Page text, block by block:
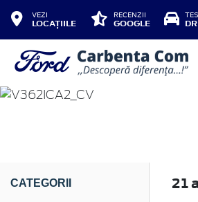
VEZI
LOCAȚIILE
RECENZII
GOOGLE
TRANSIT
CATEGORII
21